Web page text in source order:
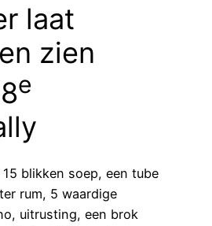
laat
zien
e
blikken soep, een tube
rum, 5 waardige
uitrusting, een brok